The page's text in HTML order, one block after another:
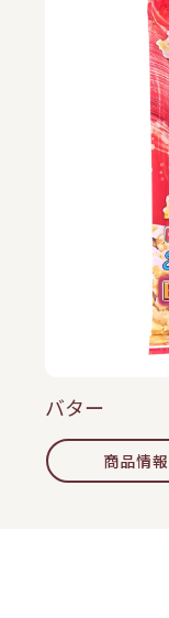
バター
商品情報